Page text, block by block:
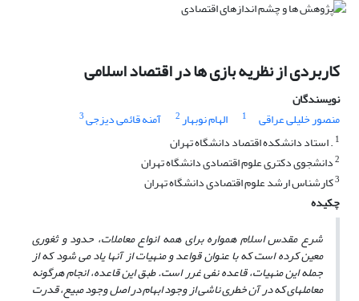
کاربردی از نظریه بازی ها در اقتصاد اسلامی
نویسندگان
منصور خلیلی عراقی
1 الهام نوبهار2 آمنه قائمی دیزجی3
1 . استاد دانشکده اقتصاد دانشگاه تهران
2دانشجوی دکتری علوم اقتصادی دانشگاه تهران
3کارشناس ارشد علوم اقتصادی دانشگاه تهران
چکیده
شرع مقدس اسلام همواره برای همه انواع معاملات، حدود و ثغوری
معین کرده است که با عنوان قواعد و منهیات از آنها یاد می شود که از
جمله این منهیات، قاعده نفی غرر است. طبق این قاعده، انجام هرگونه
معامله­ای که در آن خطری ناشی از وجود ابهام در اصل وجود مبیع، قدرت